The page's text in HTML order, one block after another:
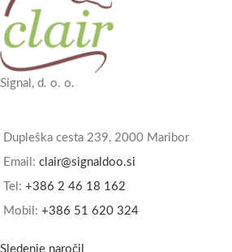
Signal, d. o. o.
Dupleška cesta 239, 2000 Maribor
Email: clair@signaldoo.si
Tel: +386 2 46 18 162
Mobil: +386 51 620 324
Sledenje naročil